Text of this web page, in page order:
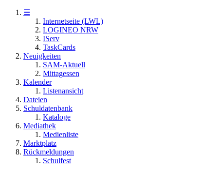
☰
Internetseite (LWL)
LOGINEO NRW
IServ
TaskCards
Neuigkeiten
SAM-Aktuell
Mittagessen
Kalender
Listenansicht
Dateien
Schuldatenbank
Kataloge
Mediathek
Medienliste
Marktplatz
Rückmeldungen
Schulfest